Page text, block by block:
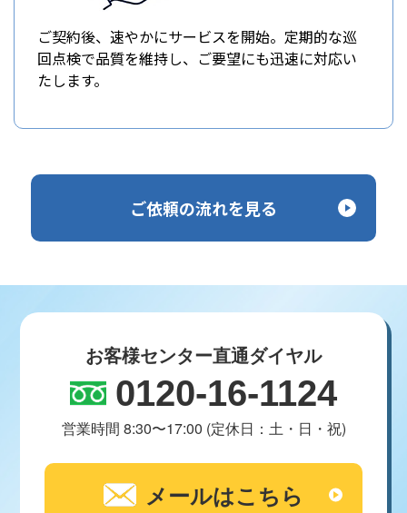
ご契約後、速やかにサービスを開始。定期的な巡
回点検で品質を維持し、ご要望にも迅速に対応い
たします。
ご依頼の流れを見る
お客様センター直通ダイヤル
0120-16-1124
営業時間 8:30〜17:00 (定休日：土・日・祝)
メールはこちら